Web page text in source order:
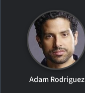
Adam Rodriguez